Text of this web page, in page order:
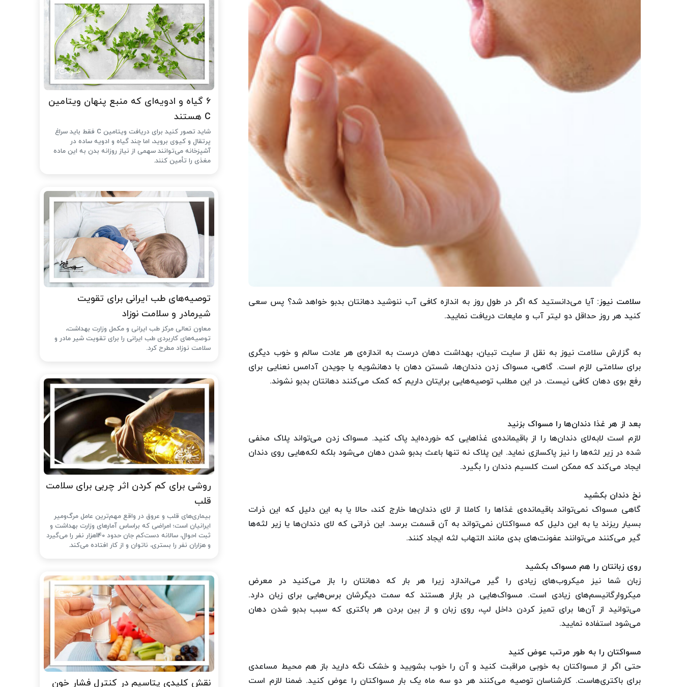
سلامت نیوز: آیا می‌دانستید که اگر در طول روز به اندازه کافی آب ننوشید دهانتان بدبو خواهد شد؟ پس سعی
کنید هر روز حداقل دو لیتر آب و مایعات دریافت نمایید.
به گزارش سلامت نیوز به نقل از سایت تبیان، بهداشت دهان درست به اندازه‌ی هر عادت سالم و خوب دیگری
برای سلامتی لازم است. گاهی، مسواک زدن دندان‌ها، شستن دهان با دهانشویه یا جویدن آدامس نعنایی برای
رفع بوی دهان کافی نیست. در این مطلب توصیه‌هایی برایتان داریم که کمک می‌کنند دهانتان بدبو نشوند.
بعد از هر غذا دندان‌ها را مسواک بزنید
لازم است لابه‌لای دندان‌ها را از باقیمانده‌ی غذاهایی که خورده‌اید پاک کنید. مسواک زدن می‌تواند پلاک مخفی
شده در زیر لثه‌ها را نیز پاکسازی نماید. این پلاک نه تنها باعث بدبو شدن دهان می‌شود بلکه لکه‌هایی روی دندان
ایجاد می‌کند که ممکن است کلسیم دندان‌ را بگیرد.
نخ دندان بکشید
گاهی مسواک نمی‌تواند باقیمانده‌ی غذاها را کاملا از لای دندان‌ها خارج کند، حالا یا به این دلیل که این ذرات
بسیار ریزند یا به این دلیل که مسواکتان نمی‌تواند به آن قسمت برسد. این ذراتی که لای دندان‌ها یا زیر لثه‌ها
گیر می‌کنند می‌توانند عفونت‌های بدی مانند التهاب لثه ایجاد کنند.
روی زبانتان را هم مسواک بکشید
زبان شما نیز میکروب‌های زیادی را گیر می‌اندازد زیرا هر بار که دهانتان را باز می‌کنید در معرض
میکروارگانیسم‌های زیادی است. مسواک‌هایی در بازار هستند که سمت دیگرشان برس‌هایی برای زبان دارد.
می‌توانید از آن‌ها برای تمیز کردن داخل لپ، روی زبان و از بین بردن هر باکتری‌ که سبب بدبو شدن دهان
می‌شود استفاده نمایید.
مسواکتان را به طور مرتب عوض کنید
حتی اگر از مسواکتان به خوبی مراقبت کنید و آن را خوب بشویید و خشک نگه دارید باز هم محیط مساعدی
برای باکتری‌هاست. کارشناسان توصیه می‌کنند هر دو سه ماه یک بار مسواکتان را عوض کنید. ضمنا لازم است
۶ گیاه و ادویه‌ای که منبع پنهان ویتامین
C هستند
شاید تصور کنید برای دریافت ویتامین C فقط باید سراغ
پرتقال و کیوی بروید، اما چند گیاه و ادویه ساده در
آشپزخانه می‌توانند سهمی از نیاز روزانه بدن به این ماده
مغذی را تأمین کنند.
توصیه‌های طب ایرانی برای تقویت
شیرمادر و سلامت نوزاد
معاون تعالی مرکز طب ایرانی و مکمل وزارت بهداشت،
توصیه‌های کاربردی طب ایرانی را برای تقویت شیر مادر و
سلامت نوزاد مطرح کرد.
روشی برای کم کردن اثر چربی برای سلامت
قلب
بیماری‌های قلب و عروق در واقع مهم‌ترین عامل مرگ‌ومیر
ایرانیان است؛ امراضی که براساس آمارهای وزارت بهداشت و
ثبت احوال، سالانه دست‌کم جان حدود 140هزار نفر را می‌گیرد
و هزاران نفر را بستری، ناتوان و از کار افتاده می‌کند.
نقش کلیدی پتاسیم در کنترل فشار خون